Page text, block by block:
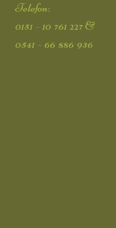
Telefon:
0151 - 10 761 227 &
0541 - 66 886 936